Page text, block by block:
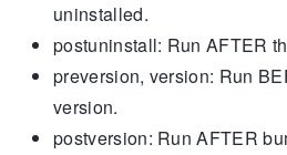
uninstalled.
postuninstall: Run AFTER
preversion, version: Run
version.
postversion: Run AFTER